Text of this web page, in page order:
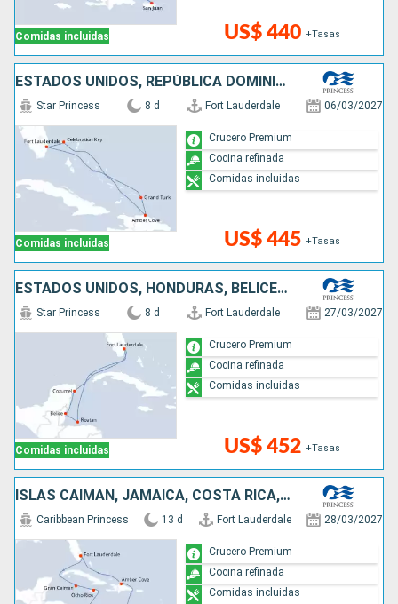
Comidas incluidas US$ 440 +Tasas
ESTADOS UNIDOS, REPÚBLICA DOMINICANA, BAHAMAS
Comidas incluidas
Star Princess 8 d Fort Lauderdale 06/03/2027
US$ 445 +Tasas
Crucero Premium
Cocina refinada
Comidas incluidas
ESTADOS UNIDOS, HONDURAS, BELICE, MÉXICO
Comidas incluidas
Star Princess 8 d Fort Lauderdale 27/03/2027
US$ 452 +Tasas
Crucero Premium
Cocina refinada
Comidas incluidas
ISLAS CAIMÁN, JAMAICA, COSTA RICA, PANAMÁ, ARUBA, REPÚBLICA DOMINICANA, ESTADOS UNIDOS
Caribbean Princess 13 d Fort Lauderdale 28/03/2027
Crucero Premium
Cocina refinada
Comidas incluidas